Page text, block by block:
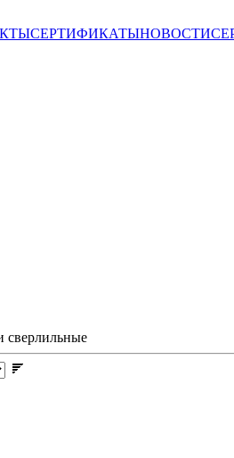
СЕРТИФИКАТЫНОВОСТИ
сверлильные